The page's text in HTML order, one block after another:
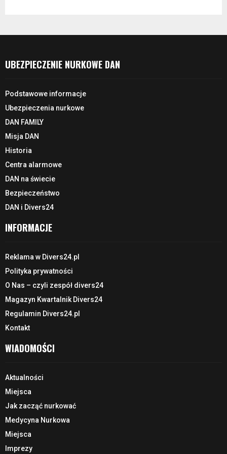
UBEZPIECZENIE NURKOWE DAN
Podstawowe informacje
Ubezpieczenia nurkowe
DAN FAMILY
Misja DAN
Historia
Centra alarmowe
DAN na świecie
Bezpieczeństwo
DAN i Divers24
INFORMACJE
Reklama w Divers24.pl
Polityka prywatności
O Nas – czyli zespół divers24
Magazyn Kwartalnik Divers24
Regulamin Divers24.pl
Kontakt
WIADOMOŚCI
Aktualności
Miejsca
Jak zacząć nurkować
Medycyna Nurkowa
Miejsca
Imprezy